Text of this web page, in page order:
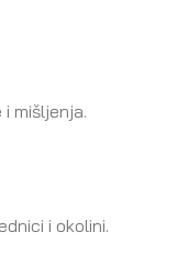
mišljenja.
i okolini.